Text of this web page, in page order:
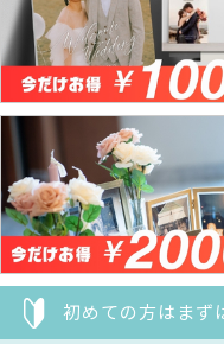
初めての方はまず